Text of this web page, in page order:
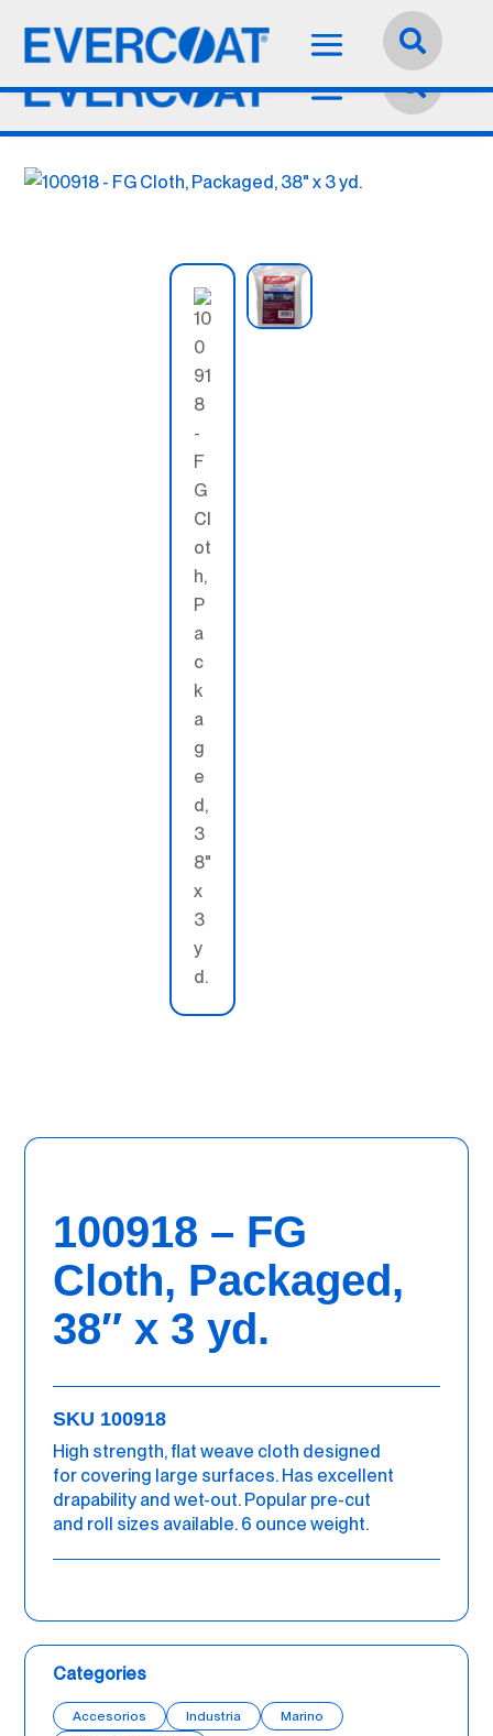
Español


100918 – FG
Cloth, Packaged,
38″ x 3 yd.
SKU 100918
High strength, flat weave cloth designed
for covering large surfaces. Has excellent
drapability and wet-out. Popular pre-cut
and roll sizes available. 6 ounce weight.
Categories
Accesorios Industria
Marino